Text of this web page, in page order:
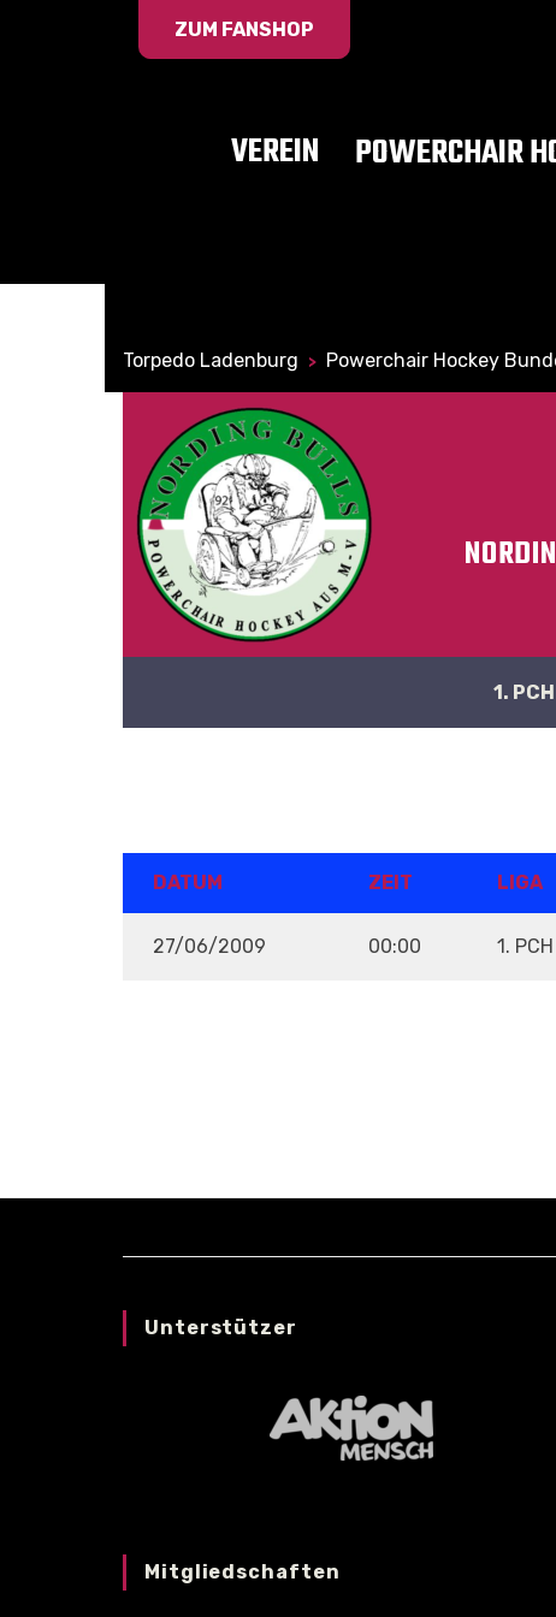
ZUM FANSHOP
VEREIN POWERCHAIR
Torpedo Ladenburg > Powerchair Hockey
1.
DATUM ZEIT LIGA
27/06/2009 00:00 1.
Unterstützer
Mitgliedschaften